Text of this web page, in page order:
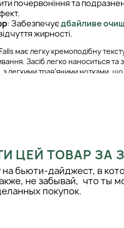
почервоніння та
: Забезпечуєдбайливе
жирності.
має легку кремоподібну
Засіб легко наноситься
легкими трав'яними нотками,
що 85% учасників помітили
протягом 4 тижнів.
забруднень без
на 75% також було
ЦЕЙ ТОВАР ЗА
бьюти-дайджест, в
не забывай, что ты
покупок.